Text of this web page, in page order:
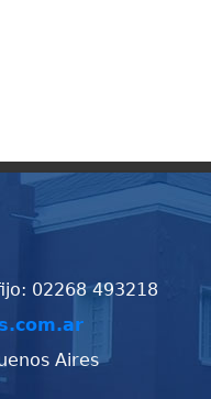
02268 493218
Aires